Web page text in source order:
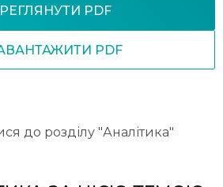
PDF
PDF
до розділу "Аналітика"